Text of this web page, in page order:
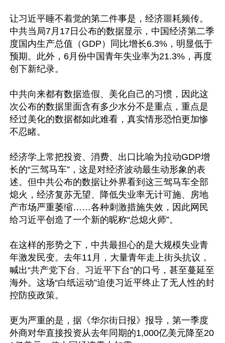
让习近平睡不着觉的第二件事是，经济噩耗频传。
中共当局7月17日公布的数据显示，中国经济第二季
度国内生产总值（GDP）同比增长6.3%，明显低于
预期。此外，6月份中国青年失业率为21.3%，再度
创下新纪录。
中共向来都有数据造假、美化自己的习惯，因此这
次公布的数据里面含有多少水分不是重点，重点是
经过美化的数据都如此难看，真实情形恐怕更加惨
不忍睹。
经济学上常把投资、消费、出口比喻为拉动GDP增
长的“三驾马车”，这是对经济波动最生动形象的表
述。但中共公布的数据让外界看到这三驾马车全部
熄火，经济复苏无望、降低失业率无计可施、房地
产市场严重萎缩……各种刺激措施失效，因此网民
给习近平创造了一个新的昵称“总熄火师”。
在这样的形势之下，中共最担心的是大规模失业青
年激发民变。去年11月，大量青年走上街头抗议，
喊出“共产党下台、习近平下台”的口号，甚至蔓延至
海外。这场“白纸运动”迫使习近平终止了无人性的封
控防疫政策。
更为严重的是，据《华尔街日报》报导，第一季度
外商对华直接投资从去年同期的1,000亿美元降至20